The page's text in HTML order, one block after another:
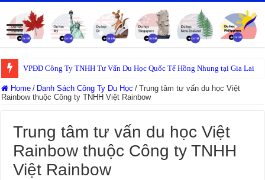
VPĐD Công Ty TNHH Tư Vấn Du Học Quốc Tế Hồng Nhung tại Gia Lai
Home / Danh Sách Công Ty Du Học / Trung tâm tư vấn du học Việt
Rainbow thuộc Công ty TNHH Việt Rainbow
Trung tâm tư vấn du học Việt
Rainbow thuộc Công ty TNHH
Việt Rainbow